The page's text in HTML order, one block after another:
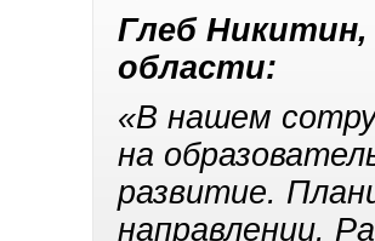
Глеб Никитин,
области:
«В нашем
на
развитие.
направлении.